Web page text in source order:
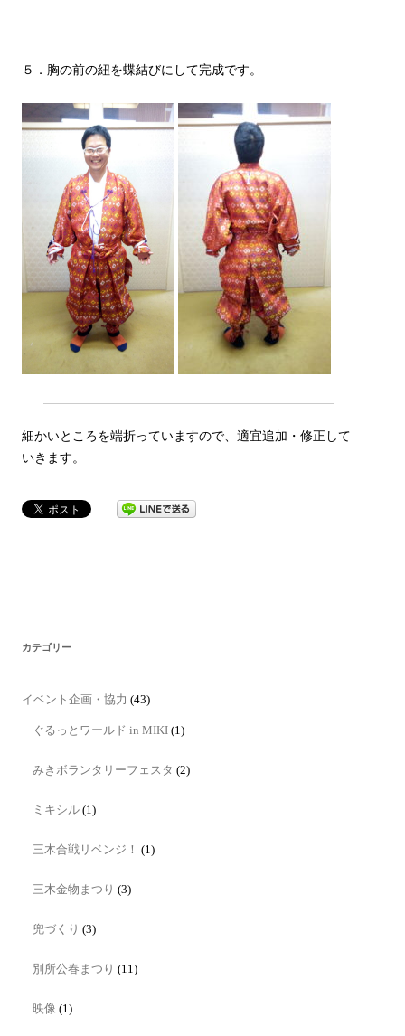
５．胸の前の紐を蝶結びにして完成です。
細かいところを端折っていますので、適宜追加・修正して
いきます。
カテゴリー
イベント企画・協力 (43)
ぐるっとワールド in MIKI (1)
みきボランタリーフェスタ (2)
ミキシル (1)
三木合戦リベンジ！ (1)
三木金物まつり (3)
兜づくり (3)
別所公春まつり (11)
映像 (1)